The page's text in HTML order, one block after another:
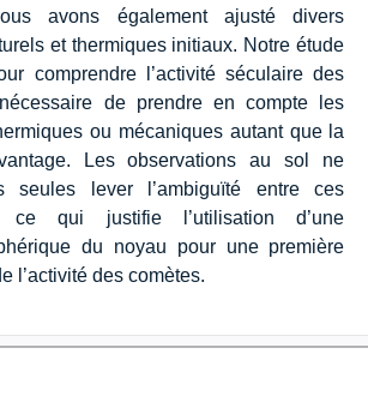
avons également ajusté divers
et thermiques initiaux. Notre étude
comprendre l’activité séculaire des
de prendre en compte les
ou mécaniques autant que la
Les observations au sol ne
seules lever l’ambiguïté entre ces
ce qui justifie l’utilisation d’une
du noyau pour une première
l’activité des comètes.